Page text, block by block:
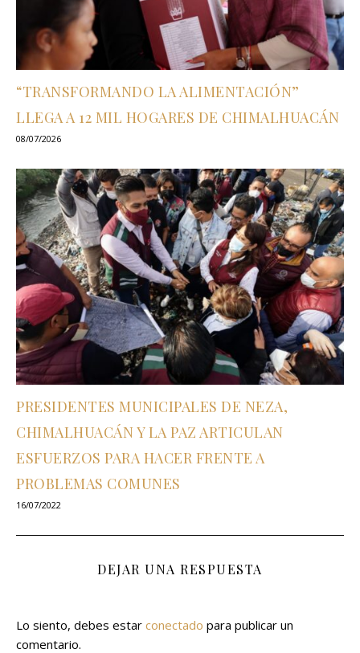
“TRANSFORMANDO LA ALIMENTACIÓN”
LLEGA A 12 MIL HOGARES DE CHIMALHUACÁN
08/07/2026
PRESIDENTES MUNICIPALES DE NEZA,
CHIMALHUACÁN Y LA PAZ ARTICULAN
ESFUERZOS PARA HACER FRENTE A
PROBLEMAS COMUNES
16/07/2022
DEJAR UNA RESPUESTA
Lo siento, debes estar conectado para publicar un
comentario.